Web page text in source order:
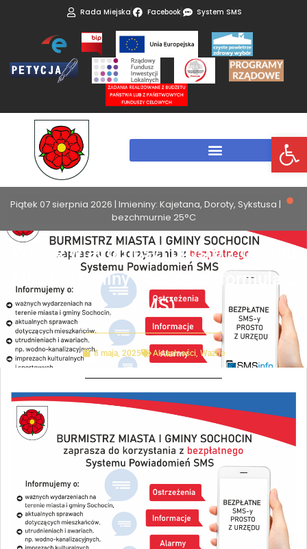
Rada Miejska Facebook System SMS
Piątek 07 sierpnia 2026 | Imieniny: Kajetana, Doroty, Sykstusa |
bezchmurnie 25°C
Ważne wiadomości prosto z Urzędu
Miasta i Gminy Sochocin (formularz
SMS)
8 maja, 2025 Aktualności, Ważne